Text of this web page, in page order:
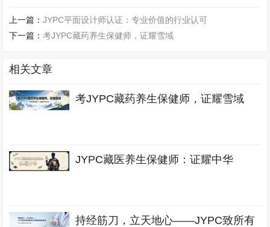
上一篇：JYPC平面设计师认证：专业价值的行业认可
下一篇：考JYPC藏药养生保健师，证耀雪域
相关文章
考JYPC藏药养生保健师，证耀雪域
JYPC藏医养生保健师：证耀中华
持经筋刀，立天地心——JYPC致所有